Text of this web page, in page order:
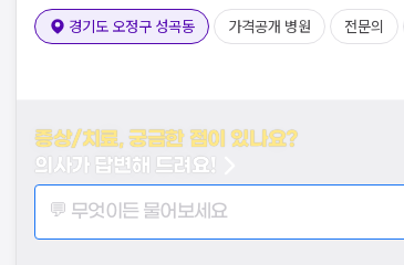
경기도 오정구 성곡동 가격공개 병원 전문의
증상/치료, 궁금한 점이 있나요?
의사가 답변해 드려요!
💬 무엇이든 물어보세요